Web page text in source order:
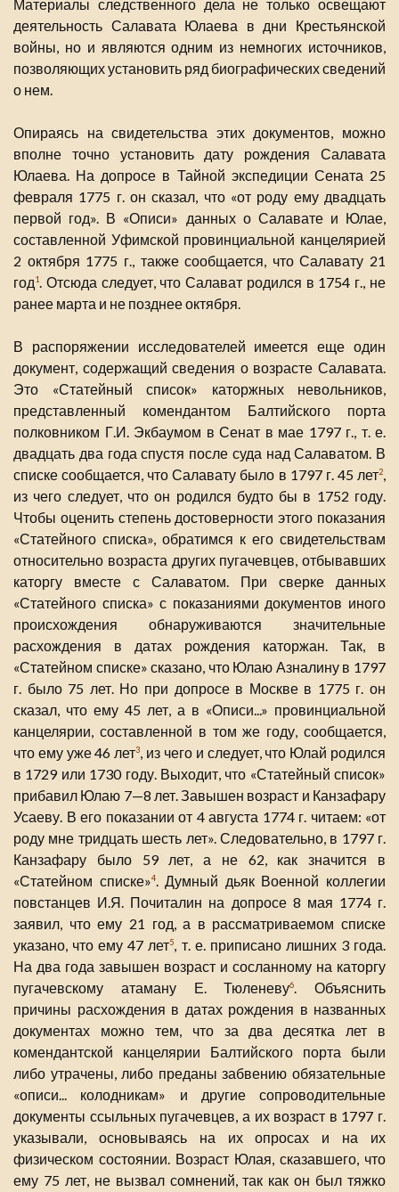
Материалы следственного дела не только освещают
деятельность Салавата Юлаева в дни Крестьянской
войны, но и являются одним из немногих источников,
позволяющих установить ряд биографических сведений
о нем.
Опираясь на свидетельства этих документов, можно
вполне точно установить дату рождения Салавата
Юлаева. На допросе в Тайной экспедиции Сената 25
февраля 1775 г. он сказал, что «от роду ему двадцать
первой год». В «Описи» данных о Салавате и Юлае,
составленной Уфимской провинциальной канцелярией
2 октября 1775 г., также сообщается, что Салавату 21
год1. Отсюда следует, что Салават родился в 1754 г., не
ранее марта и не позднее октября.
В распоряжении исследователей имеется еще один
документ, содержащий сведения о возрасте Салавата.
Это «Статейный список» каторжных невольников,
представленный комендантом Балтийского порта
полковником Г.И. Экбаумом в Сенат в мае 1797 г., т. е.
двадцать два года спустя после суда над Салаватом. В
списке сообщается, что Салавату было в 1797 г. 45 лет2,
из чего следует, что он родился будто бы в 1752 году.
Чтобы оценить степень достоверности этого показания
«Статейного списка», обратимся к его свидетельствам
относительно возраста других пугачевцев, отбывавших
каторгу вместе с Салаватом. При сверке данных
«Статейного списка» с показаниями документов иного
происхождения обнаруживаются значительные
расхождения в датах рождения каторжан. Так, в
«Статейном списке» сказано, что Юлаю Азналину в 1797
г. было 75 лет. Но при допросе в Москве в 1775 г. он
сказал, что ему 45 лет, а в «Описи...» провинциальной
канцелярии, составленной в том же году, сообщается,
что ему уже 46 лет3, из чего и следует, что Юлай родился
в 1729 или 1730 году. Выходит, что «Статейный список»
прибавил Юлаю 7—8 лет. Завышен возраст и Канзафару
Усаеву. В его показании от 4 августа 1774 г. читаем: «от
роду мне тридцать шесть лет». Следовательно, в 1797 г.
Канзафару было 59 лет, а не 62, как значится в
«Статейном списке»4. Думный дьяк Военной коллегии
повстанцев И.Я. Почиталин на допросе 8 мая 1774 г.
заявил, что ему 21 год, а в рассматриваемом списке
указано, что ему 47 лет5, т. е. приписано лишних 3 года.
На два года завышен возраст и сосланному на каторгу
пугачевскому атаману Е. Тюленеву6. Объяснить
причины расхождения в датах рождения в названных
документах можно тем, что за два десятка лет в
комендантской канцелярии Балтийского порта были
либо утрачены, либо преданы забвению обязательные
«описи... колодникам» и другие сопроводительные
документы ссыльных пугачевцев, а их возраст в 1797 г.
указывали, основываясь на их опросах и на их
физическом состоянии. Возраст Юлая, сказавшего, что
ему 75 лет, не вызвал сомнений, так как он был тяжко